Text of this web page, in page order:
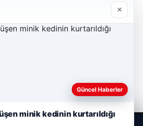
×
Güncel Haberler
minik kedinin kurtarıldığı